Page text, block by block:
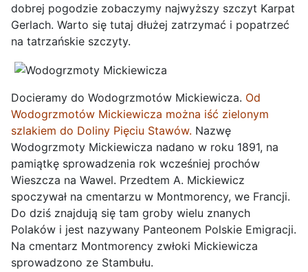
dobrej pogodzie zobaczymy najwyższy szczyt Karpat
Gerlach. Warto się tutaj dłużej zatrzymać i popatrzeć
na tatrzańskie szczyty.
Docieramy do Wodogrzmotów Mickiewicza. Od
Wodogrzmotów Mickiewicza można iść zielonym
szlakiem do Doliny Pięciu Stawów. Nazwę
Wodogrzmoty Mickiewicza nadano w roku 1891, na
pamiątkę sprowadzenia rok wcześniej prochów
Wieszcza na Wawel. Przedtem A. Mickiewicz
spoczywał na cmentarzu w Montmorency, we Francji.
Do dziś znajdują się tam groby wielu znanych
Polaków i jest nazywany Panteonem Polskie Emigracji.
Na cmentarz Montmorency zwłoki Mickiewicza
sprowadzono ze Stambułu.